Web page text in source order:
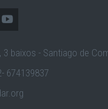
3 baixos - Santiago de
674139837